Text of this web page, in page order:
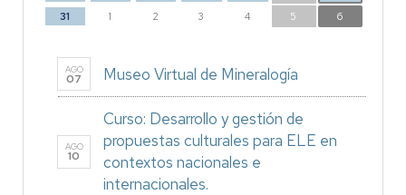
31
1 2 3 4 5 6
AGO
07 Museo Virtual de Mineralogía
AGO
10
Curso: Desarrollo y gestión de
propuestas culturales para ELE en
contextos nacionales e
internacionales.